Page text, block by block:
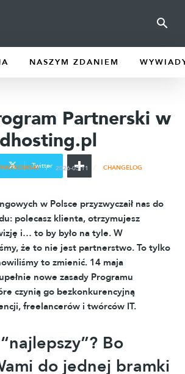
NASZYM ZDANIEM
Partnerski w
dhosting.pl
2026-05-11 CHANGELOG
Twitter
w Polsce przyzwyczaił nas do
polecasz klienta, otrzymujesz
i… to by było na tyle. W
że to nie jest partnerstwo. To tylko
to zmienić. 14 maja
nowe zasady Programu
czynią go bezkonkurencyjną
freelancerów i twórców IT.
Bo
do jednej bramki